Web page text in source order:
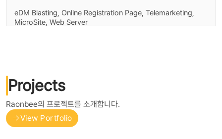
eDM Blasting, Online Registration Page, Telemarketing,
MicroSite, Web Server
Projects
Raonbee의 프로젝트를 소개합니다.
View Portfolio